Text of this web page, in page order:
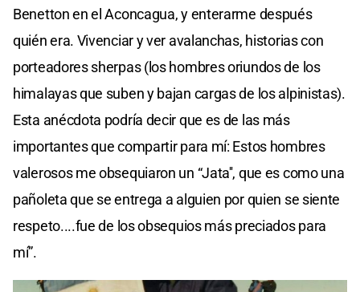
Benetton en el Aconcagua, y enterarme después
quién era. Vivenciar y ver avalanchas, historias con
porteadores sherpas (los hombres oriundos de los
himalayas que suben y bajan cargas de los alpinistas).
Esta anécdota podría decir que es de las más
importantes que compartir para mí: Estos hombres
valerosos me obsequiaron un “Jata'', que es como una
pañoleta que se entrega a alguien por quien se siente
respeto....fue de los obsequios más preciados para
mí”.